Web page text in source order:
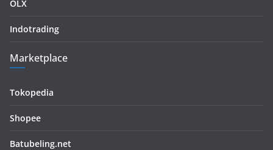
OLX
Indotrading
Marketplace
Tokopedia
Shopee
Batubeling.net